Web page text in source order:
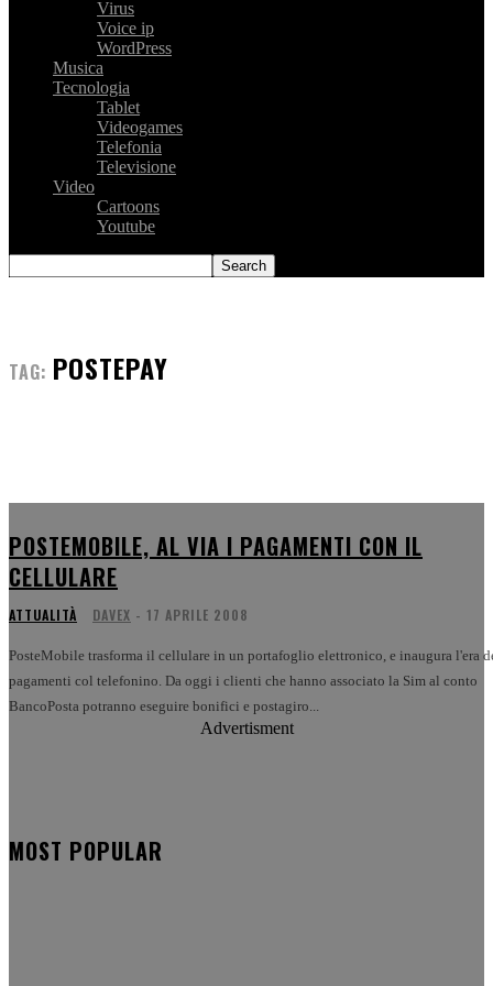
Virus
Voice ip
WordPress
Musica
Tecnologia
Tablet
Videogames
Telefonia
Televisione
Video
Cartoons
Youtube
TAG: POSTEPAY
POSTEMOBILE, AL VIA I PAGAMENTI CON IL
CELLULARE
ATTUALITÀ DAVEX - 17 APRILE 2008
PosteMobile trasforma il cellulare in un portafoglio elettronico, e inaugura l'era
pagamenti col telefonino. Da oggi i clienti che hanno associato la Sim al conto
BancoPosta potranno eseguire bonifici e postagiro...
Advertisment
MOST POPULAR